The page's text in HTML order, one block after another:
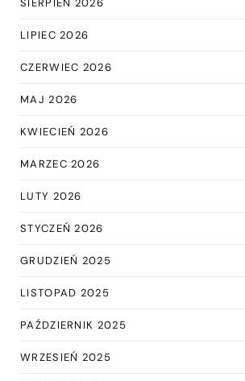
LIPIEC 2026
CZERWIEC 2026
MAJ 2026
KWIECIEŃ 2026
MARZEC 2026
LUTY 2026
STYCZEŃ 2026
GRUDZIEŃ 2025
LISTOPAD 2025
PAŹDZIERNIK 2025
WRZESIEŃ 2025